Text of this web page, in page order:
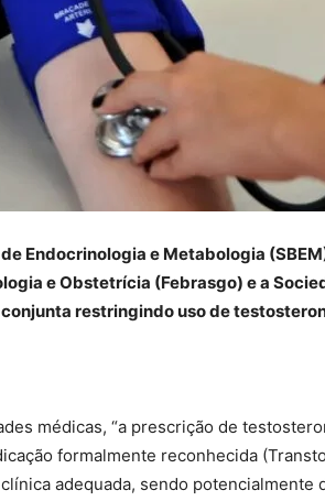
Endocrinologia e Metabologia
e Obstetrícia (Febrasgo) e a
restringindo uso de
médicas, “a prescrição de
formalmente reconhecida
adequada, sendo potencialmente